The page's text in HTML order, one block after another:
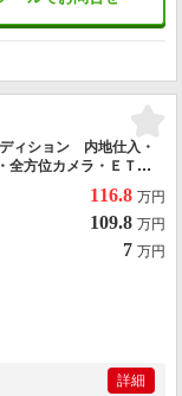
ィション 内地仕入・
全方位カメラ・ＥＴ
ーズコントロール・
付
116.8 万円
109.8 万円
7 万円
詳細